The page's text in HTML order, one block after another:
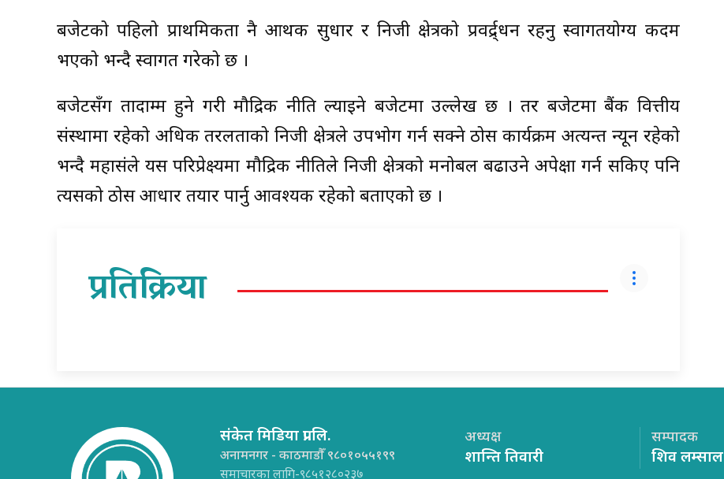
बजेटको पहिलो प्राथमिकता नै आर्थिक सुधार र निजी क्षेत्रको प्रवर्द्र्धन रहनु स्वागतयोग्य कदम
भएको भन्दै स्वागत गरेको छ ।
बजेटसँग तादाम्म हुने गरी मौद्रिक नीति ल्याइने बजेटमा उल्लेख छ । तर बजेटमा बैंक वित्तीय
संस्थामा रहेको अधिक तरलताको निजी क्षेत्रले उपभोग गर्न सक्ने ठोस कार्यक्रम अत्यन्त न्यून रहेको
भन्दै महासंले यस परिप्रेक्ष्यमा मौद्रिक नीतिले निजी क्षेत्रको मनोबल बढाउने अपेक्षा गर्न सकिए पनि
त्यसको ठोस आधार तयार पार्नु आवश्यक रहेको बताएको छ ।
प्रतिक्रिया
संकेत मिडिया प्रा.लि.
अनामनगर - काठमाडौँ ९८०१०५५१९९
समाचारका लागि-९८५१२८०२३७
अध्यक्ष
शान्ति तिवारी
सम्पादक
शिव लम्साल